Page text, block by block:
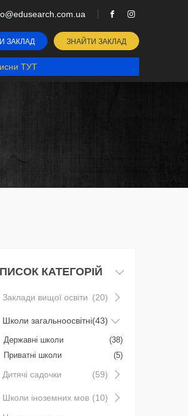
ЗАКЛАД ЗНАЙТИ ЗАКЛАД
ТУТ
КАТЕГОРІЙ
Заклади вищої освіти (20)
Школи загальноосвітні(43)
Державні школи
(38)
Приватні школи
(5)
Дитячі садочки (59)
Школи іноземних мов (10)